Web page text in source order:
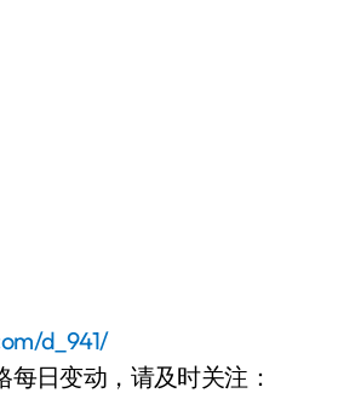
d_941/
每日变动，请及时关注：